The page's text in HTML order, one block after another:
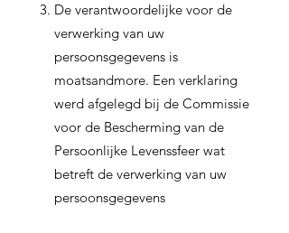
De verantwoordelijke voor de
verwerking van uw
persoonsgegevens is
moatsandmore. Een verklaring
werd afgelegd bij de Commissie
voor de Bescherming van de
Persoonlijke Levenssfeer wat
betreft de verwerking van uw
persoonsgegevens